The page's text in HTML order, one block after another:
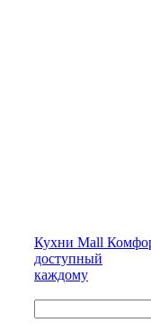
Кухни Mall
доступный
каждому